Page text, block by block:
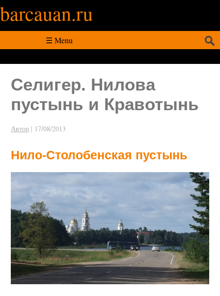
barcauan.ru
☰ Menu
Селигер. Нилова
пустынь и Кравотынь
Автор | 17/08/2013
Нило-Столобенская пустынь